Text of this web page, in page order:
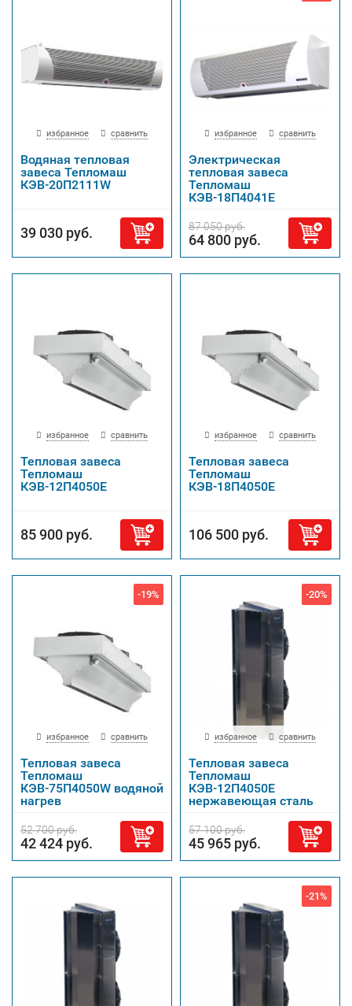
избранное сравнить
Водяная тепловая
завеса Тепломаш
КЭВ-20П2111W
39 030 руб.
избранное сравнить
Электрическая
тепловая завеса
Тепломаш
КЭВ-18П4041Е
87 050 руб.
64 800 руб.
избранное сравнить
Тепловая завеса
Тепломаш
КЭВ-12П4050Е
85 900 руб.
избранное сравнить
Тепловая завеса
Тепломаш
КЭВ-18П4050Е
106 500 руб.
-19%
избранное сравнить
Тепловая завеса
Тепломаш
КЭВ-75П4050W водяной
нагрев
52 700 руб.
42 424 руб.
-20%
избранное сравнить
Тепловая завеса
Тепломаш
КЭВ-12П4050Е
нержавеющая сталь
57 100 руб.
45 965 руб.
-21%